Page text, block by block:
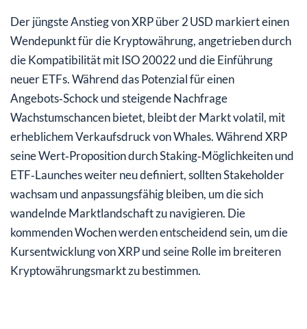
Der jüngste Anstieg von XRP über 2 USD markiert einen
Wendepunkt für die Kryptowährung, angetrieben durch
die Kompatibilität mit ISO 20022 und die Einführung
neuer ETFs. Während das Potenzial für einen
Angebots‑Schock und steigende Nachfrage
Wachstumschancen bietet, bleibt der Markt volatil, mit
erheblichem Verkaufsdruck von Whales. Während XRP
seine Wert‑Proposition durch Staking‑Möglichkeiten und
ETF‑Launches weiter neu definiert, sollten Stakeholder
wachsam und anpassungsfähig bleiben, um die sich
wandelnde Marktlandschaft zu navigieren. Die
kommenden Wochen werden entscheidend sein, um die
Kursentwicklung von XRP und seine Rolle im breiteren
Kryptowährungsmarkt zu bestimmen.